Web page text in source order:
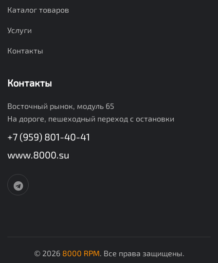
Каталог товаров
Услуги
Контакты
Контакты
Восточный рынок, модуль 65
На дороге, пешеходный переход с остановки
+7 (959) 801-40-41
www.8000.su
© 2026 8000 RPM . Все права защищены.